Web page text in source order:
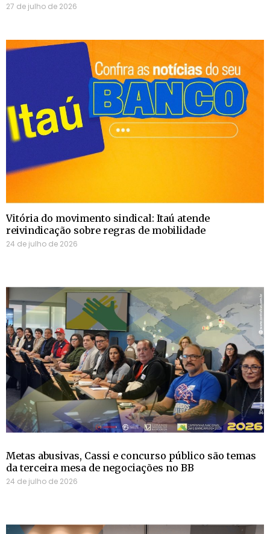
27 de julho de 2026
Vitória do movimento sindical: Itaú atende
reivindicação sobre regras de mobilidade
24 de julho de 2026
Metas abusivas, Cassi e concurso público são temas
da terceira mesa de negociações no BB
24 de julho de 2026